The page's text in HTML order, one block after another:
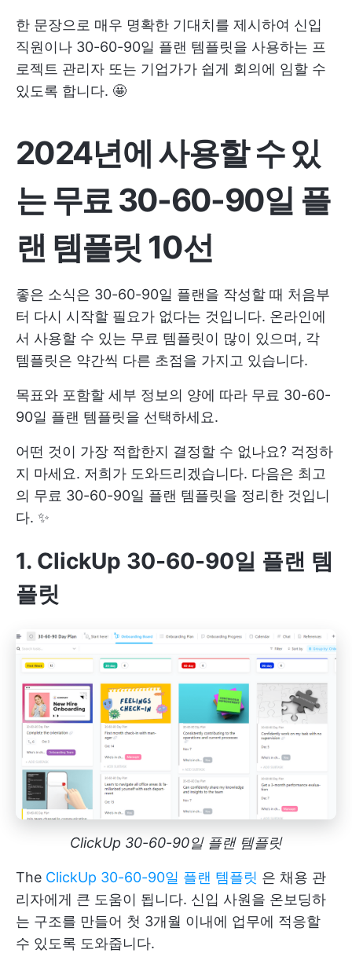
한 문장으로 매우 명확한 기대치를 제시하여 신입
직원이나 30-60-90일 플랜 템플릿을 사용하는 프
로젝트 관리자 또는 기업가가 쉽게 회의에 임할 수
있도록 합니다. 🤩
2024년에 사용할 수 있
는 무료 30-60-90일 플
랜 템플릿 10선
좋은 소식은 30-60-90일 플랜을 작성할 때 처음부
터 다시 시작할 필요가 없다는 것입니다. 온라인에
서 사용할 수 있는 무료 템플릿이 많이 있으며, 각
템플릿은 약간씩 다른 초점을 가지고 있습니다.
목표와 포함할 세부 정보의 양에 따라 무료 30-60-
90일 플랜 템플릿을 선택하세요.
어떤 것이 가장 적합한지 결정할 수 없나요? 걱정하
지 마세요. 저희가 도와드리겠습니다. 다음은 최고
의 무료 30-60-90일 플랜 템플릿을 정리한 것입니
다. ✨
1. ClickUp 30-60-90일 플랜 템
플릿
ClickUp 30-60-90일 플랜 템플릿
The ClickUp 30-60-90일 플랜 템플릿 은 채용 관
리자에게 큰 도움이 됩니다. 신입 사원을 온보딩하
는 구조를 만들어 첫 3개월 이내에 업무에 적응할
수 있도록 도와줍니다.